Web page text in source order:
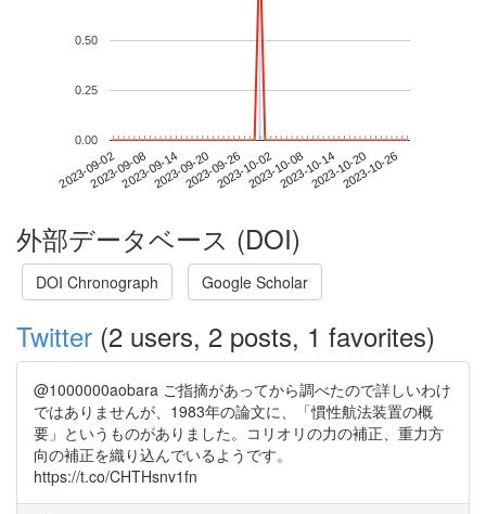
2023-09-022023-09-082023-09-142023-09-202023-09-262023-10-022023-10-082023-10-142023-10-202023-10-26
0.00
0.25
0.50
外部データベース (DOI)
DOI Chronograph Google Scholar
Twitter (2 users, 2 posts, 1 favorites)
@1000000aobara ご指摘があってから調べたので詳しいわけ
ではありませんが、1983年の論文に、「慣性航法装置の概
要」というものがありました。コリオリの力の補正、重力方
向の補正を織り込んでいるようです。
https://t.co/CHTHsnv1fn